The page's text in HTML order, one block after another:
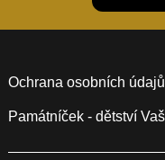
Ochrana osobních
Památníček - dětství